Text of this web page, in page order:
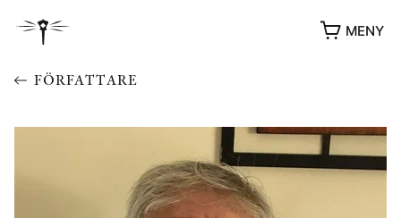
MENY
FÖRFATTARE